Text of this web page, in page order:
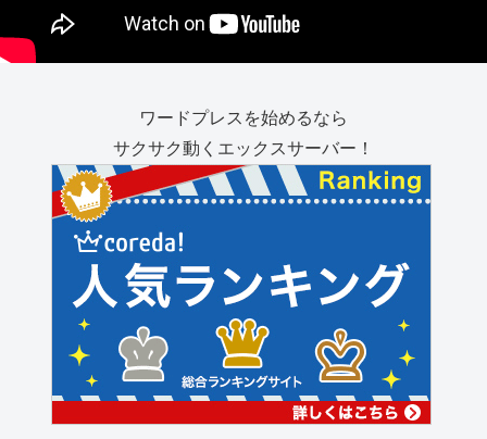
ワードプレスを始めるなら
サクサク動くエックスサーバー！